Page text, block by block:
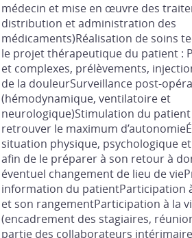
médecin et mise en œuvre des
distribution et administration des
médicaments)Réalisation de soins
le projet thérapeutique du patient :
et complexes, prélèvements,
de la douleurSurveillance post-
(hémodynamique, ventilatoire et
neurologique)Stimulation du
retrouver le maximum
situation physique, psychologique
afin de le préparer à son retour à
éventuel changement de lieu de
information du patientParticipation
et son rangementParticipation à la
(encadrement des stagiaires,
partie des collaborateurs